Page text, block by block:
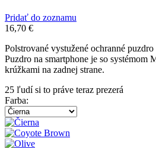
Pridať do zoznamu
16,70 €
Polstrované vystužené ochranné
Puzdro na smartphone je so systémom
krúžkami na zadnej strane.
25 ľudí si to práve teraz prezerá
Farba: